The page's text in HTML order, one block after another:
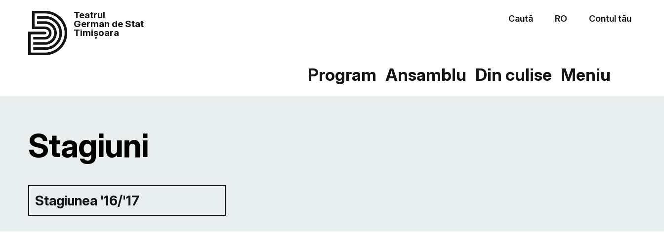
Teatrul
German de Stat
Timișoara
Caută RO Contul tău
Program Ansamblu Din culise Meniu
Stagiuni
Stagiunea '16/'17